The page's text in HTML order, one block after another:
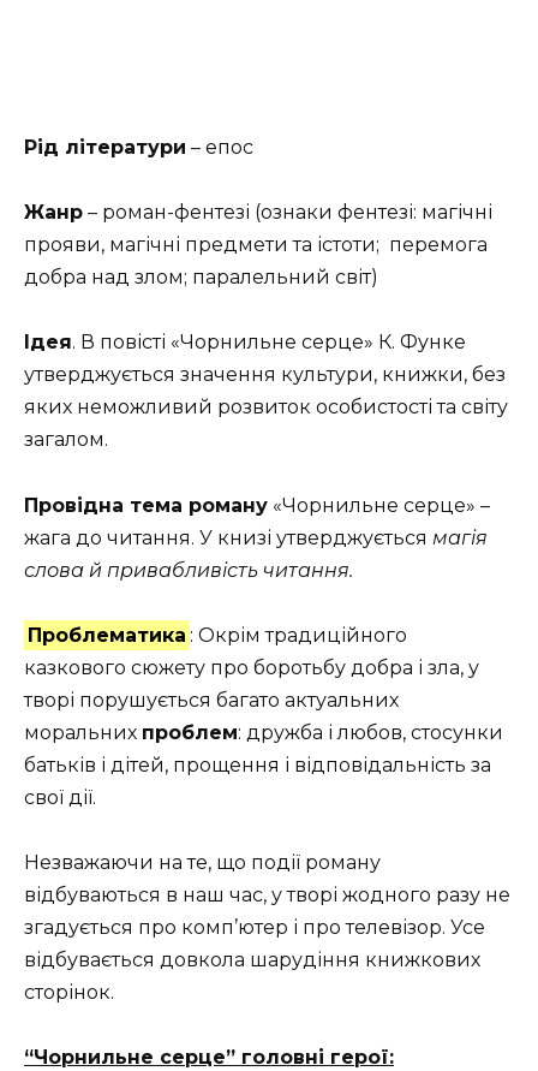
Рід літератури – епос
Жанр – роман-фентезі (ознаки фентезі: магічні
прояви, магічні предмети та істоти; перемога
добра над злом; паралельний світ)
Ідея. В повісті «Чорнильне серце» К. Функе
утверджується значення культури, книжки, без
яких неможливий розвиток особистості та світу
загалом.
Провідна тема роману «Чорнильне серце» –
жага до читання. У книзі утверджується магія
слова й привабливість читання.
Проблематика : Окрім традиційного
казкового сюжету про боротьбу добра і зла, у
творі порушується багато актуальних
моральних проблем: дружба і любов, стосунки
батьків і дітей, прощення і відповідальність за
свої дії.
Незважаючи на те, що події роману
відбуваються в наш час, у творі жодного разу не
згадується про комп’ютер і про телевізор. Усе
відбувається довкола шарудіння книжкових
сторінок.
“Чорнильне серце” головні герої: